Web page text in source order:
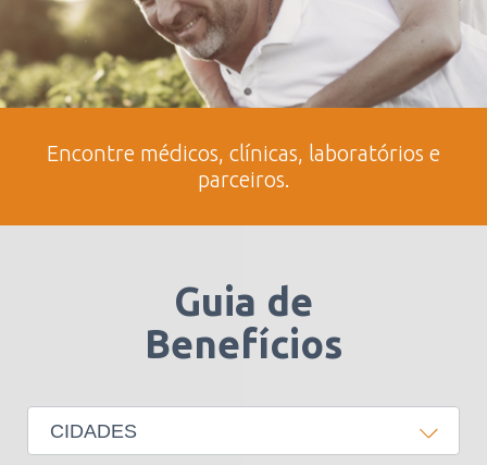
Encontre médicos, clínicas, laboratórios e
parceiros.
Guia de
Benefícios
CIDADES